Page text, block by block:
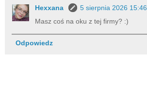
Hexxana
5 sierpnia 2026 15:46
Masz coś na oku z tej firmy? :)
Odpowiedz